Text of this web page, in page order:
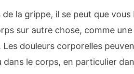
la grippe, il se peut que
sur autre chose, comme une
Les douleurs corporelles
dans le corps, en particulier